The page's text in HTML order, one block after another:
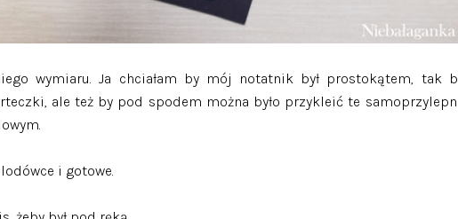
wymiaru. Ja chciałam by mój notatnik był prostokątem, tak
ale też by pod spodem można było przykleić te
i gotowe.